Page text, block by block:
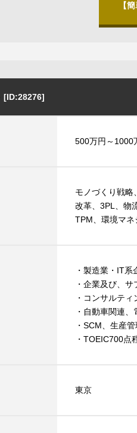
【
[ID:28276]
500万円～1000
モノづくり戦略
改革、3PL、物
TPM、環境マ
・製造業・IT
・企業及び、
・コンサルテ
・自動車関連
・SCM、生産
・TOEIC700点
東京